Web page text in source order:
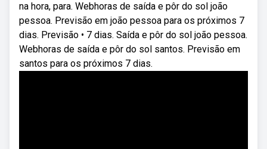
na hora, para. Webhoras de saída e pôr do sol joão
pessoa. Previsão em joão pessoa para os próximos 7
dias. Previsão • 7 dias. Saída e pôr do sol joão pessoa.
Webhoras de saída e pôr do sol santos. Previsão em
santos para os próximos 7 dias.